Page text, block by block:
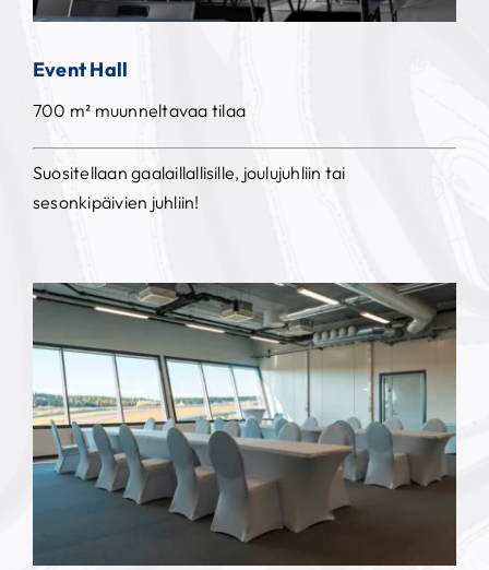
Event Hall
700 m² muunneltavaa tilaa
Suositellaan gaalaillallisille, joulujuhliin tai
sesonkipäivien juhliin!